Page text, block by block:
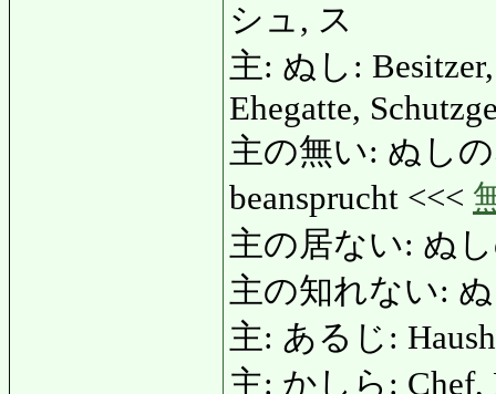
シュ, ス
主: ぬし:
Ehegatte,
主の無い: ぬしの
beansprucht <<<
主の居ない: ぬ
主の知れない:
主: あるじ:
主: かしら: Chef,